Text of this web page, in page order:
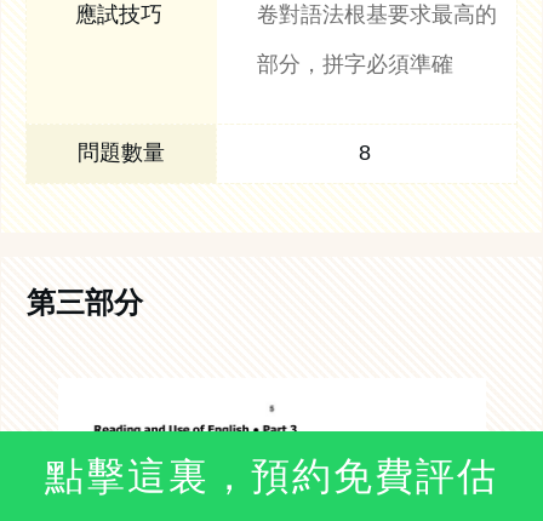
卷對語法根基要求最高的
部分，拼字必須準確
8
第三部分
點擊這裏，預約免費評估